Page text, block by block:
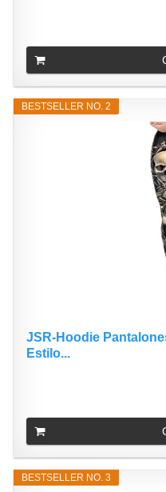
BESTSELLER NO. 2
JSR-Hoodie
Estilo...
BESTSELLER NO. 3